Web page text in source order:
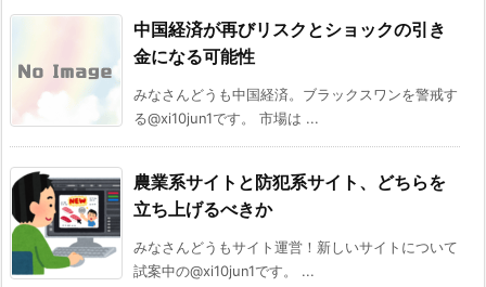
中国経済が再びリスクとショックの引き
金になる可能性
みなさんどうも中国経済。ブラックスワンを警戒す
る@xi10jun1です。 市場は ...
農業系サイトと防犯系サイト、どちらを
立ち上げるべきか
みなさんどうもサイト運営！新しいサイトについて
試案中の@xi10jun1です。 ...